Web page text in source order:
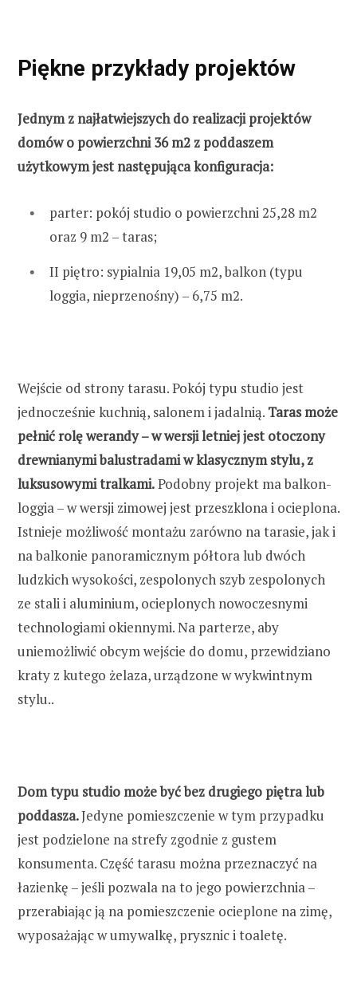
Piękne przykłady projektów
Jednym z najłatwiejszych do realizacji projektów
domów o powierzchni 36 m2 z poddaszem
użytkowym jest następująca konfiguracja:
parter: pokój studio o powierzchni 25,28 m2
oraz 9 m2 – taras;
II piętro: sypialnia 19,05 m2, balkon (typu
loggia, nieprzenośny) – 6,75 m2.
Wejście od strony tarasu. Pokój typu studio jest
jednocześnie kuchnią, salonem i jadalnią. Taras może
pełnić rolę werandy – w wersji letniej jest otoczony
drewnianymi balustradami w klasycznym stylu, z
luksusowymi tralkami.Podobny projekt ma balkon-
loggia – w wersji zimowej jest przeszklona i ocieplona.
Istnieje możliwość montażu zarówno na tarasie, jak i
na balkonie panoramicznym półtora lub dwóch
ludzkich wysokości, zespolonych szyb zespolonych
ze stali i aluminium, ocieplonych nowoczesnymi
technologiami okiennymi. Na parterze, aby
uniemożliwić obcym wejście do domu, przewidziano
kraty z kutego żelaza, urządzone w wykwintnym
stylu..
Dom typu studio może być bez drugiego piętra lub
poddasza.Jedyne pomieszczenie w tym przypadku
jest podzielone na strefy zgodnie z gustem
konsumenta. Część tarasu można przeznaczyć na
łazienkę – jeśli pozwala na to jego powierzchnia –
przerabiając ją na pomieszczenie ocieplone na zimę,
wyposażając w umywalkę, prysznic i toaletę.